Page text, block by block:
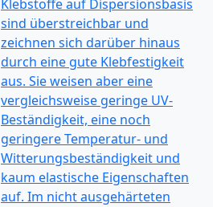
Klebstoffe auf Dispersionsbasis
sind überstreichbar und
zeichnen sich darüber hinaus
durch eine gute Klebfestigkeit
aus. Sie weisen aber eine
vergleichsweise geringe UV-
Beständigkeit, eine noch
geringere Temperatur- und
Witterungsbeständigkeit und
kaum elastische Eigenschaften
auf. Im nicht ausgehärteten